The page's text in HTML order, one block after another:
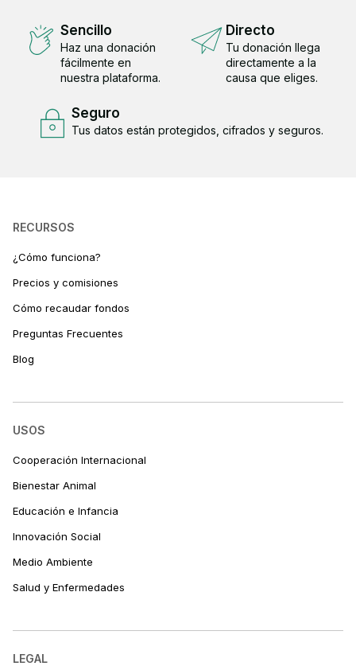
Sencillo
Haz una donación
fácilmente en
nuestra plataforma.
Directo
Tu donación llega
directamente a la
causa que eliges.
Seguro
Tus datos están protegidos, cifrados y seguros.
RECURSOS
¿Cómo funciona?
Precios y comisiones
Cómo recaudar fondos
Preguntas Frecuentes
Blog
USOS
Cooperación Internacional
Bienestar Animal
Educación e Infancia
Innovación Social
Medio Ambiente
Salud y Enfermedades
LEGAL